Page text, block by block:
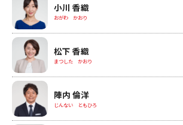
小川 香織
おがわ かおり
松下 香織
まつした かおり
陣内 倫洋
じんない ともひろ